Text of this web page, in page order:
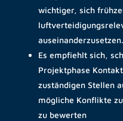
wichtiger, sich
auseinanderzusetzen.
Es empfiehlt sich,
Projektphase
zuständigen Stellen
mögliche Konflikte
zu bewerten